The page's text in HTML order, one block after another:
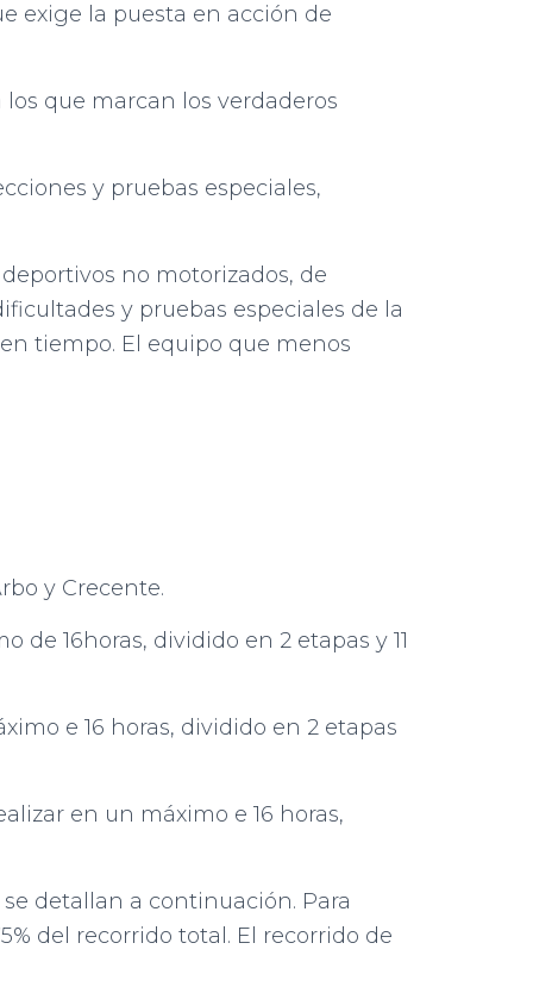
exige la puesta en acción de
que marcan los verdaderos
y pruebas especiales,
no motorizados, de
y pruebas especiales de la
tiempo. El equipo que menos
y Crecente.
16horas, dividido en 2 etapas y 11
e 16 horas, dividido en 2 etapas
en un máximo e 16 horas,
detallan a continuación. Para
del recorrido total. El recorrido de